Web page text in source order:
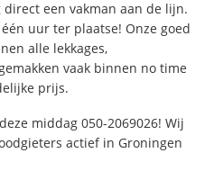
een vakman aan de lijn.
uur ter plaatse! Onze goed
alle lekkages,
vaak binnen no time
prijs.
middag 050-2069026! Wij
actief in Groningen